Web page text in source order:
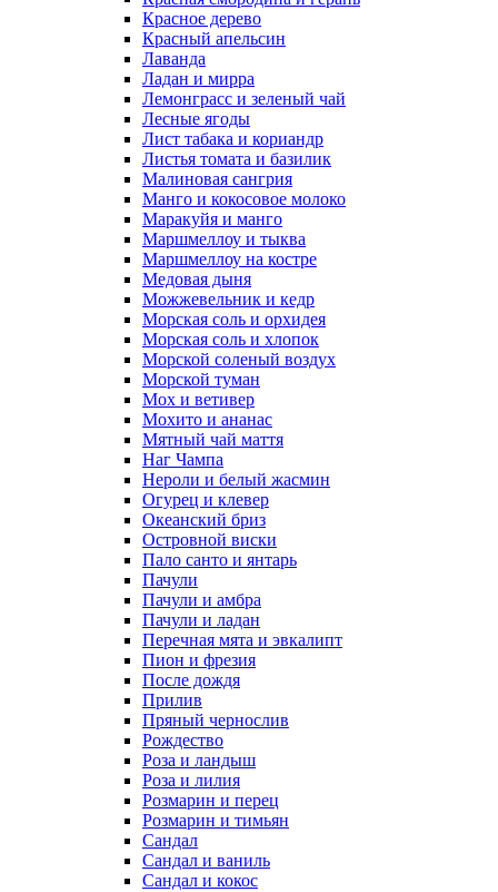
Красное дерево
Красный апельсин
Лаванда
Ладан и мирра
Лемонграсс и зеленый чай
Лесные ягоды
Лист табака и кориандр
Листья томата и базилик
Малиновая сангрия
Манго и кокосовое молоко
Маракуйя и манго
Маршмеллоу и тыква
Маршмеллоу на костре
Медовая дыня
Можжевельник и кедр
Морская соль и орхидея
Морская соль и хлопок
Морской соленый воздух
Морской туман
Мох и ветивер
Мохито и ананас
Мятный чай маття
Наг Чампа
Нероли и белый жасмин
Огурец и клевер
Океанский бриз
Островной виски
Пало санто и янтарь
Пачули
Пачули и амбра
Пачули и ладан
Перечная мята и эвкалипт
Пион и фрезия
После дождя
Прилив
Пряный чернослив
Рождество
Роза и ландыш
Роза и лилия
Розмарин и перец
Розмарин и тимьян
Сандал
Сандал и ваниль
Сандал и кокос